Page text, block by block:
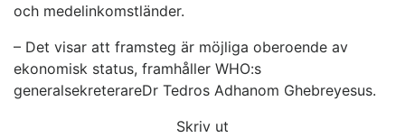
och medelinkomstländer.
– Det visar att framsteg är möjliga oberoende av
ekonomisk status, framhåller WHO:s
generalsekreterareDr Tedros Adhanom Ghebreyesus.
Skriv ut